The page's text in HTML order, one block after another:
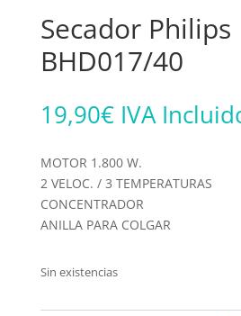
Secador Philips
BHD017/40
19,90€ IVA
MOTOR 1.800 W.
2 VELOC. / 3 TEMPERATURAS
CONCENTRADOR
ANILLA PARA COLGAR
Sin existencias